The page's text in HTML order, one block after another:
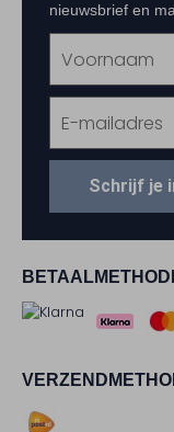
nieuwsbrief en
Schrijf je